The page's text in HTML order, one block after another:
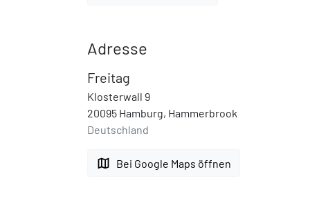
Adresse
Freitag
Klosterwall 9
20095 Hamburg, Hammerbrook
Deutschland
map Bei Google Maps öffnen